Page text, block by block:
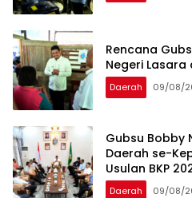
Rencana
Negeri Lasara
Daerah 09/08/
Gubsu Bobby
Daerah se-
Usulan BKP
Daerah 09/08/